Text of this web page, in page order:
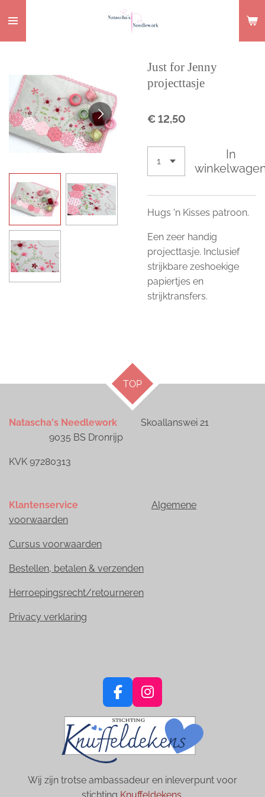
direct
naar
Just for Jenny
projecttasje
€ 12,50
In
Hugs 'n Kisses patroon.
Een zeer handig
projecttasje. Inclusief
strijkbare zeshoekige
papiertjes en
strijktransfers.
TOP
Natascha's Needlework
Skoallanswei 21
9035 BS Dronrijp
KVK 97280313
Klantenservice
Algemene
voorwaarden
Cursus voorwaarden
Bestellen, betalen & verzenden
Herroepingsrecht/retourneren
Privacy verklaring
F
c
e
b
o
I
s
t
a
r
Wij zijn trotse ambassadeur en inleverpunt voor